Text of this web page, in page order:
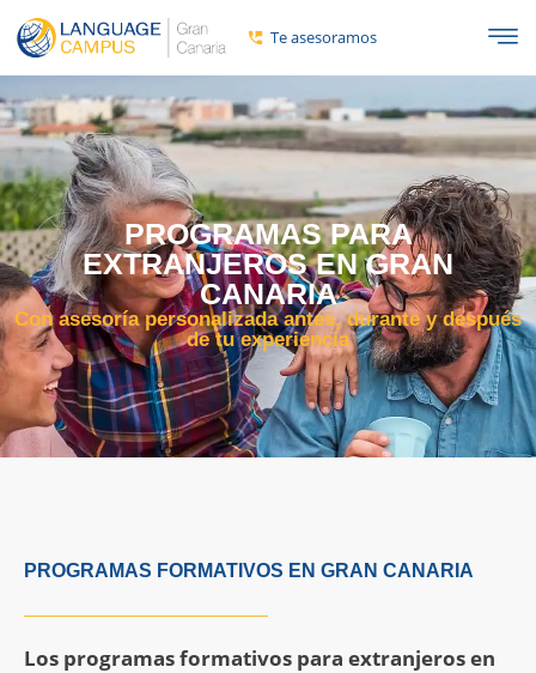
Te asesoramos
PROGRAMAS PARA
EXTRANJEROS EN GRAN
CANARIA
Con asesoría personalizada antes, durante y después
de tu experiencia
PROGRAMAS FORMATIVOS EN GRAN CANARIA
Los programas formativos para extranjeros en